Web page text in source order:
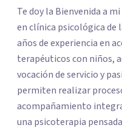
Te doy la Bienvenida a
en clínica psicológica de
años de experiencia en
terapéuticos con niños,
vocación de servicio y
permiten realizar
acompañamiento
una psicoterapia